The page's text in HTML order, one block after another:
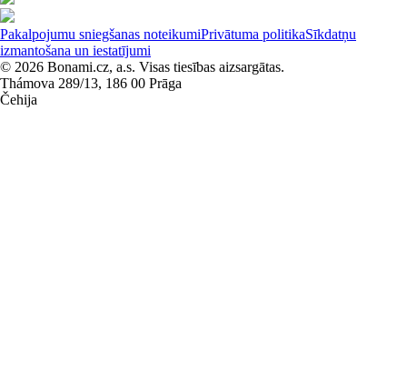
Pakalpojumu sniegšanas noteikumiPrivātuma politikaSīkdatņu
izmantošana un iestatījumi
© 2026 Bonami.cz, a.s. Visas tiesības aizsargātas.
Thámova 289/13, 186 00 Prāga
Čehija